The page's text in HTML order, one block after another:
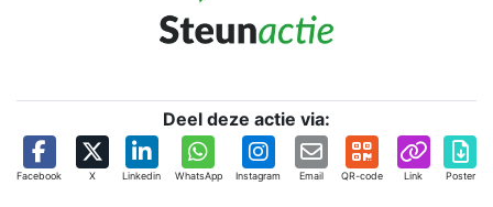
Deel deze actie via:
Facebook X Linkedin WhatsApp Instagram Email QR-code Link Poster